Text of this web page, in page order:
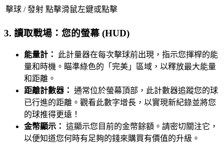
擊球 / 發射 點擊滑鼠左鍵或點擊
3. 讀取戰場：您的螢幕 (HUD)
能量計：
此計量器在每次擊球前出現，指示您揮桿的能
量和時機。瞄準綠色的「完美」區域，以釋放最大能量
和距離。
距離計數器： 通常位於螢幕頂部，此計數器追蹤您的球
已行進的距離。觀看此數字增長，以實現新紀錄並將您
的球推得更遠！
金幣顯示： 這顯示您目前的金幣餘額。請密切關注它，
以便知道您何時有足夠的錢來購買有價值的升級。